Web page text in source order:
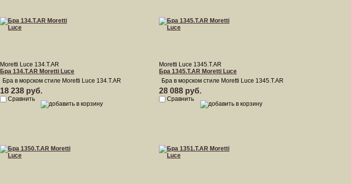
Moretti Luce 134.T.AR
Бра 134.T.AR Moretti Luce
Бра в морском стиле Moretti Luce 134.T.AR
18 238 руб.
Сравнить
Moretti Luce 1345.T.AR
Бра 1345.T.AR Moretti Luce
Бра в морском стиле Moretti Luce 1345.T.AR
28 088 руб.
Сравнить